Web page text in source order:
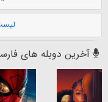
آخرین دوبله های